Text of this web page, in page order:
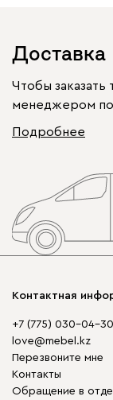
Доставка
Чтобы заказать
менеджером
Подробнее
Контактная
+7 (775) 030-04-30
love@mebel.kz
Перезвоните мне
Контакты
Обращение в